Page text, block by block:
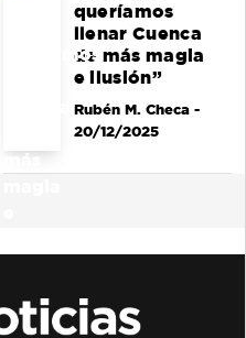
queríamos
llenar Cuenca
de más magia
e ilusión”
Rubén M. Checa-
20/12/2025